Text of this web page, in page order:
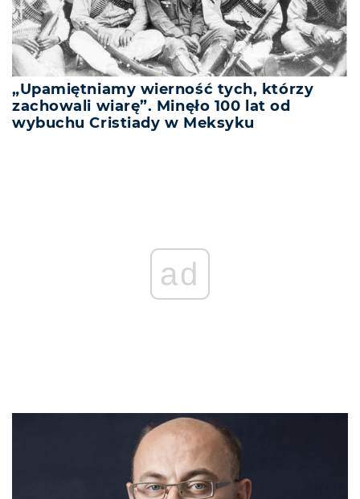
„Upamiętniamy wierność tych, którzy
zachowali wiarę”. Minęło 100 lat od
wybuchu Cristiady w Meksyku
ad